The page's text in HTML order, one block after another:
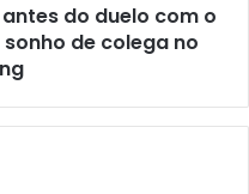
do duelo com o
de colega no